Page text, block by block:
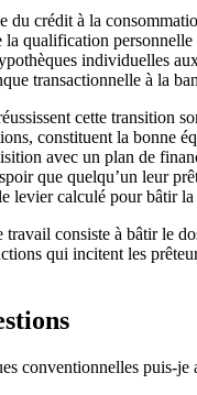
du crédit à la
qualification
individuelles
transactionnelle à la
cette transition
constituent la bonne
avec un plan de
que quelqu’un leur
levier calculé pour bâtir la
consiste à bâtir le
qui incitent les
conventionnelles puis-je